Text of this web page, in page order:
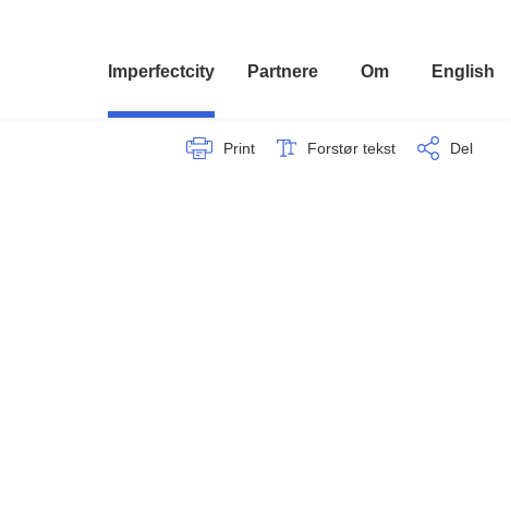
Imperfectcity Partnere Om English
Print Forstør tekst Del